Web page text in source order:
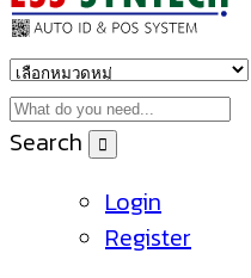
Search
Login
Register